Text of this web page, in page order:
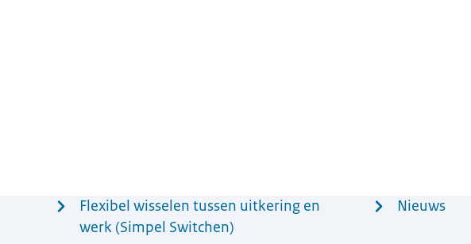
Flexibel wisselen tussen uitkering en
werk (Simpel Switchen)
Nieuws